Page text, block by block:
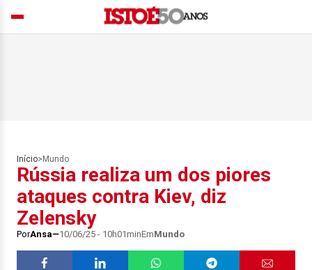
Início> Mundo
Rússia realiza um dos piores
ataques contra Kiev, diz
Zelensky
PorAnsa 10/06/25 - 10h01minEmMundo